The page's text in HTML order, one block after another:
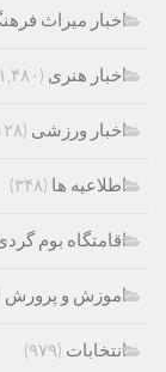
اخبار میراث
اخبار هنری (۱,۴۸۰)
اخبار ورزشی (۱۲۸)
اطلاعیه ها (۳۴۸)
اقامتگاه بوم
اموزش و پرورش
انتخابات (۹۷۹)